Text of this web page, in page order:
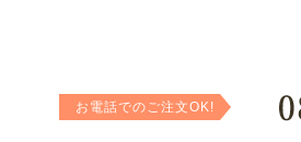
お電話でのご注文OK!